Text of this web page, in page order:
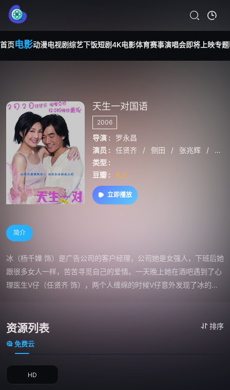
首页电影动漫电视剧综艺下饭短剧4K电影体育赛事演唱会即将上映专题
天生一对国语
2006
导演 :
罗永昌
演员 :
任贤齐 / 侧田 / 张兆辉 /
杨
类型 :
豆瓣 :
8.2
立即播放
简介
冰（杨千嬅 饰）是广告公司的客户经理，公司她是女强人，下班后她
跟很多女人一样，苦苦寻觅自己的爱情。一天晚上她在酒吧遇到了心
理医生V仔（任贤齐 饰），两个人缠绵的时候V仔意外发现了冰的胸
自从因为V仔发现自己的病情后，冰就对V仔存在了怨恨，可是V
仔也因为她留下了阴影，因此不举。冰差点被朋友骗财，幸好有V仔
及时解围，之后二人便互相扶持帮助，情愫暗生。冰同时要为是否切
除乳房而烦恼。
资源列表 排序
免费云
HD